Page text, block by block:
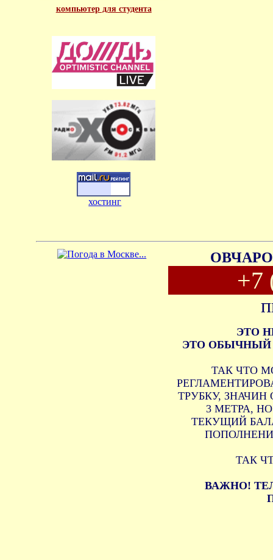
компьютер для студента
хостинг
+7
ЭТО
ЭТО ОБЫЧНЫЙ
ТАК ЧТО
ТРУБКУ,
3 МЕТРА,
ТЕКУЩИЙ
ТАК
ВАЖНО!